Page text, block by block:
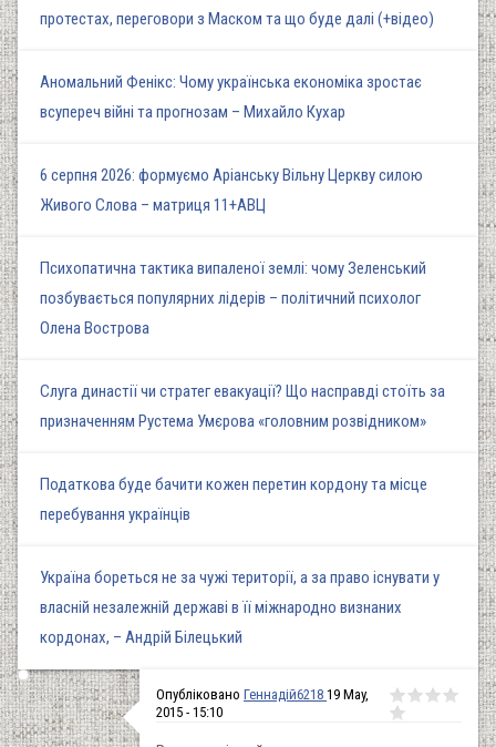
протестах, переговори з Маском та що буде далі (+відео)
Аномальний Фенікс: Чому українська економіка зростає
всупереч війні та прогнозам – Михайло Кухар
6 серпня 2026: формуємо Аріанську Вільну Церкву силою
Живого Слова – матриця 11+АВЦ
Психопатична тактика випаленої землі: чому Зеленський
позбувається популярних лідерів – політичний психолог
Олена Вострова
Слуга династії чи стратег евакуації? Що насправді стоїть за
призначенням Рустема Умєрова «головним розвідником»
Податкова буде бачити кожен перетин кордону та місце
перебування українців
Україна бореться не за чужі території, а за право існувати у
власній незалежній державі в її міжнародно визнаних
кордонах, – Андрій Білецький
Опубліковано Геннадій6218 19 May,
2015 - 15:10